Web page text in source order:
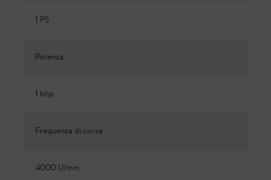
1 PS
Potenza
1 bhp
Frequenza di corsa
4000 U/min